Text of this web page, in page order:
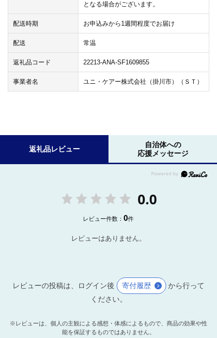
となる場合がございます。
配送時期 お申込みから1週間程度でお届け
配送 常温
返礼品コード 22213-ANA-SF1609855
事業者名 ユニ・ケアー株式会社（掛川市）（ＳＴ）
返礼品レビュー
自治体への
応援メッセージ
0.0
レビュー件数：0件
レビューはありません。
レビューの投稿は、ログイン後 寄付履歴
から行って
ください。
※レビューは、個人の主観による感想・体感によるもので、商品の効果や性
能を保証するものではありません。